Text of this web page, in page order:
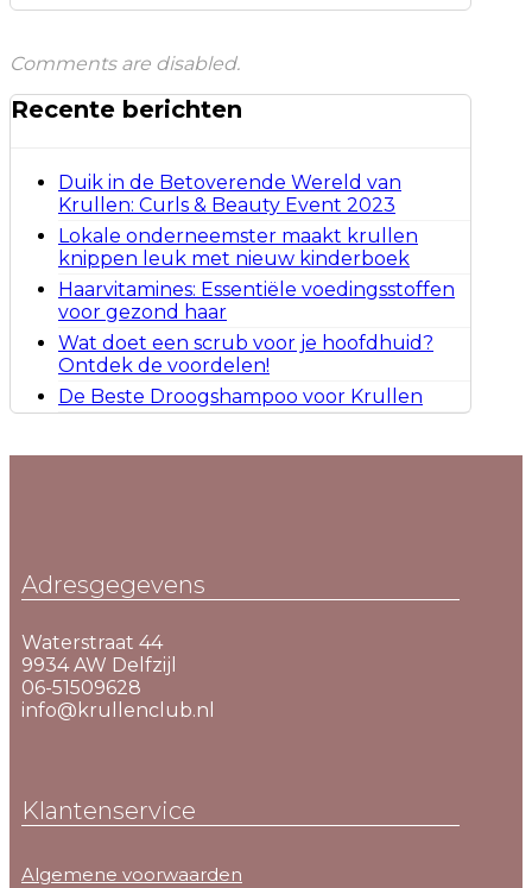
Comments are disabled.
Recente berichten
Duik in de Betoverende Wereld van
Krullen: Curls & Beauty Event 2023
Lokale onderneemster maakt krullen
knippen leuk met nieuw kinderboek
Haarvitamines: Essentiële voedingsstoffen
voor gezond haar
Wat doet een scrub voor je hoofdhuid?
Ontdek de voordelen!
De Beste Droogshampoo voor Krullen
Adresgegevens
Waterstraat 44
9934 AW Delfzijl
06-51509628
info@krullenclub.nl
Klantenservice
Algemene voorwaarden